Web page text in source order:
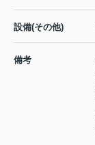
設備(その他)
備考